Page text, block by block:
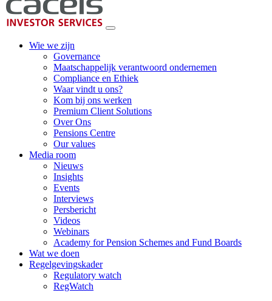
Wie we zijn
Governance
Maatschappelijk verantwoord ondernemen
Compliance en Ethiek
Waar vindt u ons?
Kom bij ons werken
Premium Client Solutions
Over Ons
Pensions Centre
Our values
Media room
Nieuws
Insights
Events
Interviews
Persbericht
Videos
Webinars
Academy for Pension Schemes and Fund Boards
Wat we doen
Regelgevingskader
Regulatory watch
RegWatch